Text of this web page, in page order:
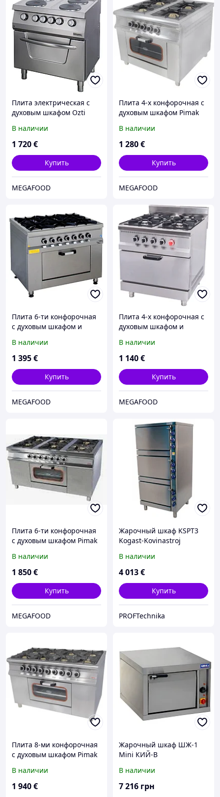
Плита электрическая с
духовым шкафом Ozti
В наличии
1 720€
Купить
MEGAFOOD
Плита 4-х конфорочная с
духовым шкафом Pimak
В наличии
1 280€
Купить
MEGAFOOD
Плита 6-ти конфорочная
с духовым шкафом и
Pimak МО15-6
В наличии
1 395€
Купить
MEGAFOOD
Плита 4-х конфорочная с
духовым шкафом и
Pimak МО15-4
В наличии
1 140€
Купить
MEGAFOOD
Плита 6-ти конфорочная
с духовым шкафом Pimak
В наличии
1 850€
Купить
MEGAFOOD
Жарочный шкаф KSPT3
Kogast-Kovinastroj
В наличии
4 013€
Купить
PROFTechnika
Плита 8-ми конфорочная
с духовым шкафом Pimak
В наличии
1 940€
Жарочный шкаф ШЖ-1
Mini КИЙ-В
В наличии
7 216 грн